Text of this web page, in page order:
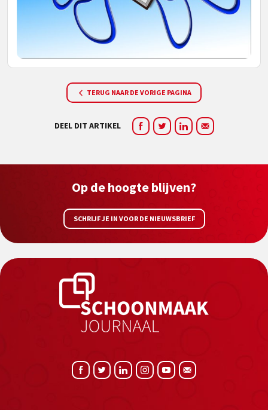
TERUG NAAR DE VORIGE PAGINA
DEEL DIT ARTIKEL
Op de hoogte blijven?
SCHRIJF JE IN VOOR DE NIEUWSBRIEF